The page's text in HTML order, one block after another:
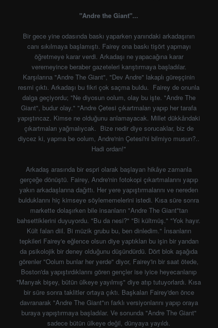
"Andre the Giant"...
Bir gece yine odasında baskı yaparken yanındaki arkadaşının
canı sıkılmaya başlamıştı. Fairey ona baskı tişört yapmayı
öğretmeye karar verdi. Arkadaşı ne yapacağına karar
veremeyince beraber gazeteleri karıştırmaya başladılar.
Karşılarına "Andre The Giant", "Dev Andre" lakaplı güreşçinin
resmi çıktı. Arkadaşı bu fikri çok saçma buldu. Fairey de onunla
dalga geçiyordu; "Ne diyosun oolum, olay bu işte. "Andre The
Giant", budur olay." "Andre Çetesi çıkartmaları yapıp her tarafa
yapıştırıcaz. Kimse ne olduğunu anlamayacak. Millet dükkândaki
çıkartmaları yağmalıycak. Bize nedir diye sorucaklar, biz de
diycez ki, yapma be oolum, Andre'nin Çetesi'ni bilmiyo musun?..
Hadi ordan!"
Arkadaş arasında bir espri olarak başlayan hikâye zamanla
gerçeğe dönüştü. Fairey, Andre'nin fotokopi çıkartmalarını yapıp
yakın arkadaşlarına dağıttı. Her yere yapıştırmalarını ve nereden
bulduklarını hiç kimseye söylememelerini istedi. Kısa süre sonra
markette dolaşırken bile insanların "Andre The Giant"tan
bahsettiklerini duyuyordu. "Bu da nesi?" "Bi kültmüş." "Yok hayır.
Kült falan diil. Bi müzik grubu bu, ben dinledim." İnsanların
tepkileri Fairey'e eğlence olsun diye yaptıkları bu işin bir yandan
da psikolojik bir deney olduğunu düşündürdü. Dört blok aşağıda
görenler "Oolum bunlar her yerde" diyor, Fairey'in bir saat ötede,
Boston'da yapıştırdıklarını gören gençler ise iyice heyecanlanıp
"Manyak bişey, bütün ülkeye yayılmış" diye atıp tutuyorlardı. Kısa
bir süre sonra taklitler ortaya çıktı. Başkaları Fairey'den önce
davranarak "Andre The Giant"ın farklı versiyonlarını yapıp oraya
buraya yapıştırmaya başladılar. Ve sonunda "Andre The Giant"
sadece bütün ülkeye değil, dünyaya yayıldı.